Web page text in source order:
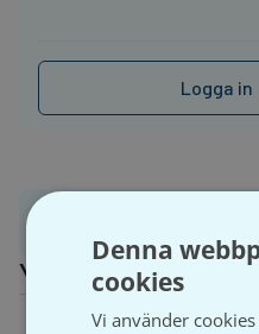
Logga in
Ytterligare
Denna
cookies
Vi använder